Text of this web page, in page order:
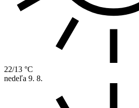
22/13 °C
nedeľa 9. 8.